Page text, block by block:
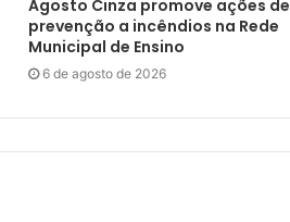
Agosto Cinza promove ações de
prevenção a incêndios na Rede
Municipal de Ensino
6 de agosto de 2026